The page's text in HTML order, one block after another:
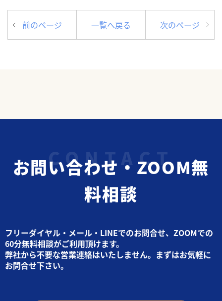
前のページ 一覧へ戻る 次のページ
お問い合わせ・ZOOM無
料相談
フリーダイヤル・メール・LINEでのお問合せ、ZOOMでの
60分無料相談がご利用頂けます。
弊社から不要な営業連絡はいたしません。まずはお気軽に
お問合せ下さい。